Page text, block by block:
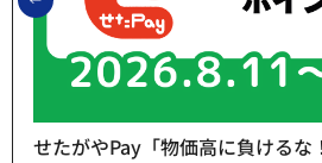
やくらし応